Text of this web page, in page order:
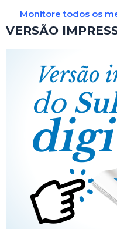
Monitore todos os
VERSÃO